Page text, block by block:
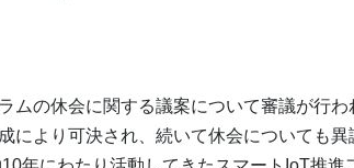
の休会に関する議案について審議が行わ
より可決され、続いて休会についても異